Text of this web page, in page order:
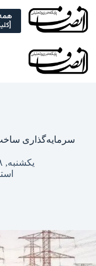
Skip
content
سرمایه‌گذاری
یکشنبه, ۲۸ بهمن ۱۴۰۳ – ۱۲:۵۶